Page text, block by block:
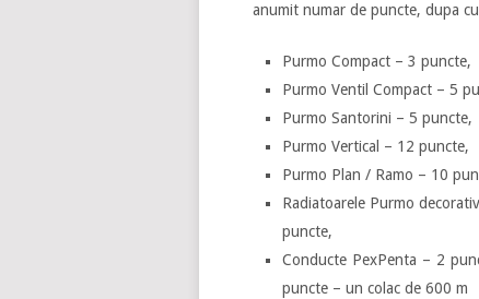
anumit numar de puncte, dupa
Purmo Compact – 3 puncte,
Purmo Ventil Compact – 5
Purmo Santorini – 5 puncte,
Purmo Vertical – 12 puncte,
Purmo Plan / Ramo – 10
Radiatoarele Purmo
puncte,
Conducte PexPenta – 2
puncte – un colac de 600 m